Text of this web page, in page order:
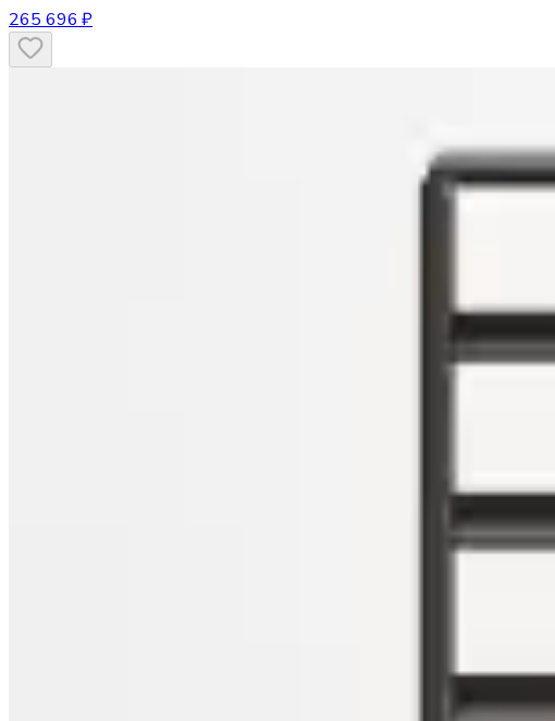
265 696 ₽